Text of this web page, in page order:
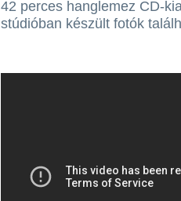
42 perces hanglemez CD-
stúdióban készült fotók